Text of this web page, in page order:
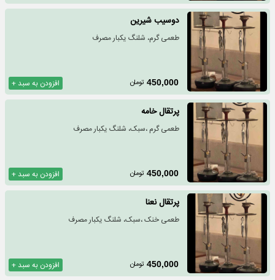
دوسیب شیرین
طعمی گرم، شلنگ یکبار مصرف
افزودن به سبد + 450,000 تومان
پرتقال خامه
طعمی گرم ،سبک، شلنگ یکبار مصرف
افزودن به سبد + 450,000 تومان
پرتقال نعنا
طعمی خنک ،سبک، شلنگ یکبار مصرف
افزودن به سبد + 450,000 تومان